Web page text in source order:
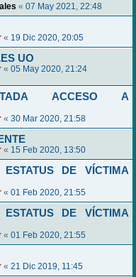
« 07 May 2021, 22:48
« 19 Dic 2020, 20:05
UO
« 05 May 2020, 21:24
ACCESO A
« 30 Mar 2020, 21:58
« 15 Feb 2020, 13:50
DE VÍCTIMA
« 01 Feb 2020, 21:55
DE VÍCTIMA
« 01 Feb 2020, 21:55
« 21 Dic 2019, 11:45